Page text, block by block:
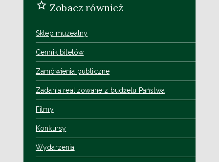
Zobacz również
Sklep muzealny
Cennik biletów
Zamówienia publiczne
Zadania realizowane z budżetu Państwa
Filmy
Konkursy
Wydarzenia